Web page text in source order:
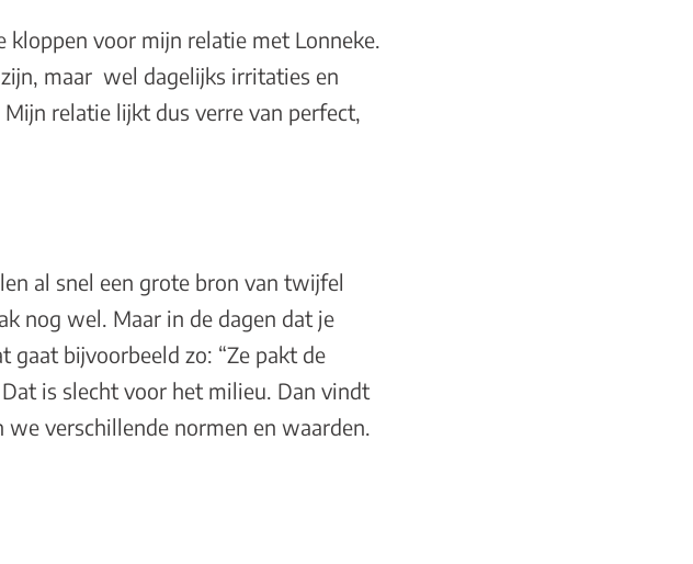
voor mijn relatie met Lonneke.
maar wel dagelijks irritaties en
relatie lijkt dus verre van perfect,
al snel een grote bron van twijfel
nog wel. Maar in de dagen dat je
gaat bijvoorbeeld zo: “Ze pakt de
is slecht voor het milieu. Dan vindt
verschillende normen en waarden.